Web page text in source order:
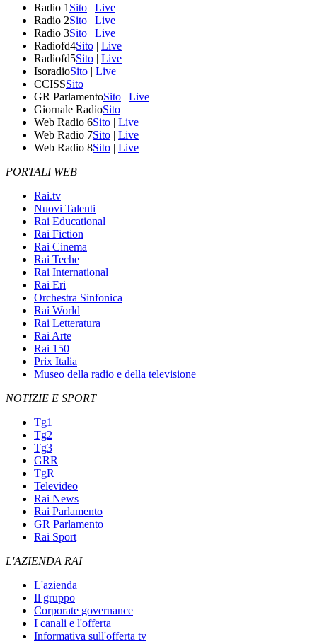
Radio 1 Sito | Live
Radio 2Sito | Live
Radio 3Sito | Live
Radiofd4Sito | Live
Radiofd5Sito | Live
IsoradioSito | Live
CCISSSito
GR ParlamentoSito | Live
Giornale RadioSito
Web Radio 6Sito | Live
Web Radio 7Sito | Live
Web Radio 8Sito | Live
PORTALI WEB
Rai.tv
Nuovi Talenti
Rai Educational
Rai Fiction
Rai Cinema
Rai Teche
Rai International
Rai Eri
Orchestra Sinfonica
Rai World
Rai Letteratura
Rai Arte
Rai 150
Prix Italia
Museo della radio e della televisione
NOTIZIE E SPORT
Tg1
Tg2
Tg3
GRR
TgR
Televideo
Rai News
Rai Parlamento
GR Parlamento
Rai Sport
L'AZIENDA RAI
L'azienda
Il gruppo
Corporate governance
I canali e l'offerta
Informativa sull'offerta tv